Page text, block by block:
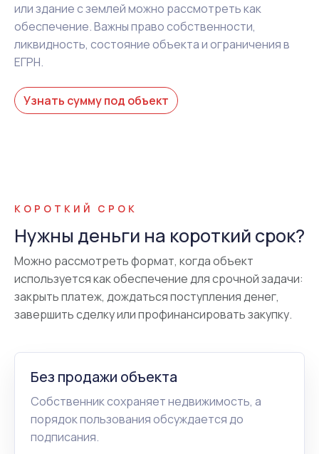
или здание с землей можно рассмотреть как
обеспечение. Важны право собственности,
ликвидность, состояние объекта и ограничения в
ЕГРН.
Узнать сумму под объект
КОРОТКИЙ СРОК
Нужны деньги на короткий срок?
Можно рассмотреть формат, когда объект
используется как обеспечение для срочной задачи:
закрыть платеж, дождаться поступления денег,
завершить сделку или профинансировать закупку.
Без продажи объекта
Собственник сохраняет недвижимость, а
порядок пользования обсуждается до
подписания.